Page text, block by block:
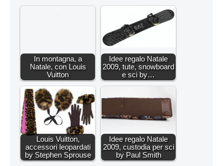
In montagna, a
Natale, con Louis
Vuitton
Idee regalo Natale
2009, tute, snowboard
e sci by…
Louis Vuitton,
accessori leopardati
by Stephen Sprouse
Idee regalo Natale
2009, custodia per sci
by Paul Smith